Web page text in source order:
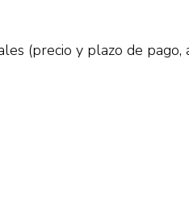
(precio y plazo de pago,